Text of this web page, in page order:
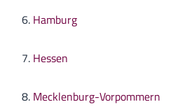
6. Hamburg
7. Hessen
8. Mecklenburg-Vorpommern